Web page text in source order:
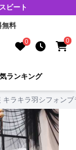
ビート
無料
0 0
ランキング
キラキラ羽シフォンブ